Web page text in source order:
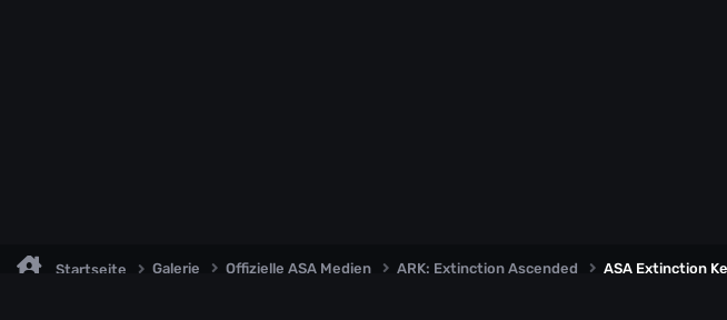
Startseite Galerie Offizielle ASA Medien ARK: Extinction Ascended ASA Extinction